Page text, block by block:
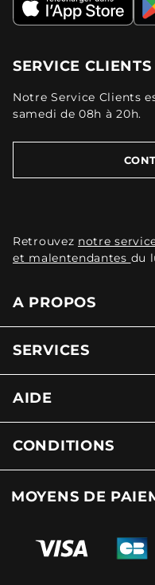
SERVICE CLIENTS
Notre Service Clients
samedi de 08h à 20h.
Retrouvez notre
et malentendantes du
A PROPOS
SERVICES
AIDE
CONDITIONS
MOYENS DE